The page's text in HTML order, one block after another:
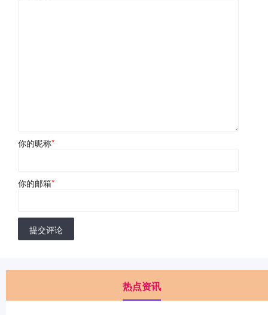
你的昵称*
你的邮箱*
提交评论
热点资讯